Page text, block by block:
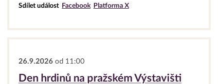
Sdílet událost Facebook Platforma X
26.9.2026 od 11:00
Den hrdinů na pražském Výstavišti